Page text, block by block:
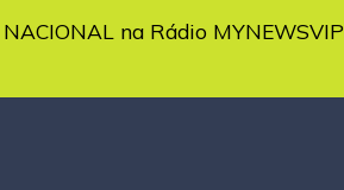
na Rádio